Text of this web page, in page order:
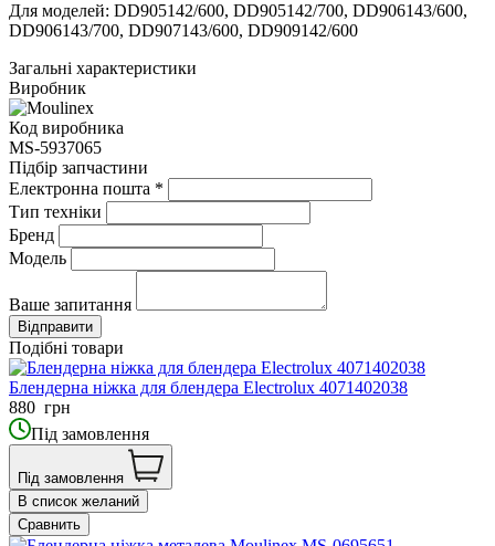
Для моделей: DD905142/600, DD905142/700, DD906143/600,
DD906143/700, DD907143/600, DD909142/600
Загальні характеристики
Виробник
Код виробника
MS-5937065
Підбір запчастини
Електронна пошта *
Тип техніки
Бренд
Модель
Ваше запитання
Подібні товари
Блендерна ніжка для блендера Electrolux 4071402038
880 грн
Під замовлення
Під замовлення
В список желаний
Сравнить